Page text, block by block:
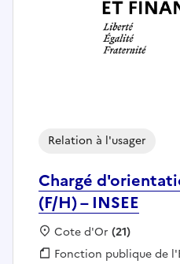
Chargé
(F/H) – INSEE
Relation à l'usager
Localisation :
Cote d'Or (21)
Fonction publique :
Fonction publique de